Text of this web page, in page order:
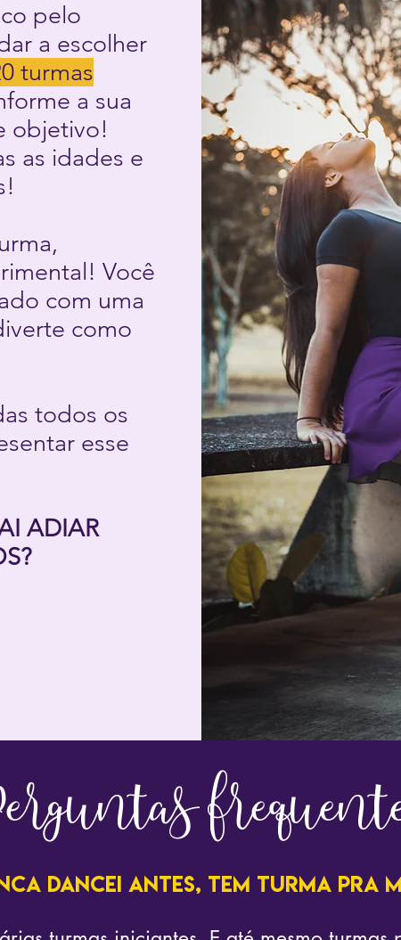
pelo
a escolher
turmas
a sua
objetivo!
as idades e
Você
com uma
como
todos os
esse
ADIAR
dancei antes, tem turma pra